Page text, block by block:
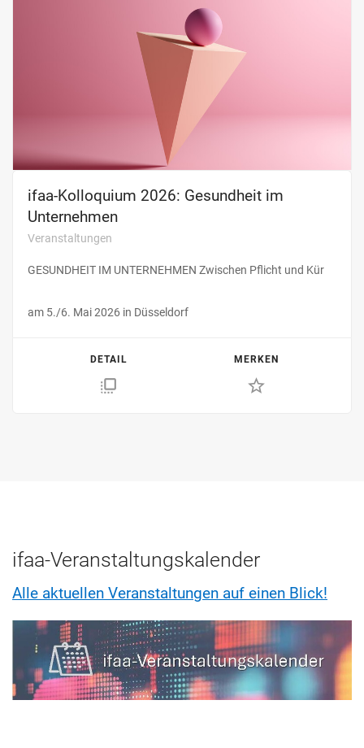
ifaa-Kolloquium 2026: Gesundheit im
Unternehmen
Veranstaltungen
GESUNDHEIT IM UNTERNEHMEN Zwischen Pflicht und Kür
am 5./6. Mai 2026 in Düsseldorf
DETAIL
flip_to_front
MERKEN
star_border
ifaa-Veranstaltungskalender
Alle aktuellen Veranstaltungen auf einen Blick!